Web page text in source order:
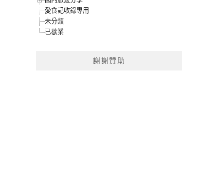
愛食記收錄專用
未分類
已歇業
謝謝贊助